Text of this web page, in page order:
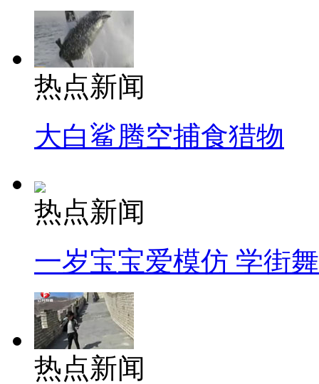
热点新闻
大白鲨腾空捕食猎物
热点新闻
一岁宝宝爱模仿 学街
热点新闻